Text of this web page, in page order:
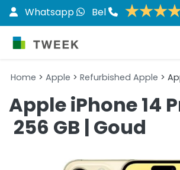
Whatsapp Bel
Home > Apple > Refurbished Apple >
Apple iPhone 14
256 GB | Goud